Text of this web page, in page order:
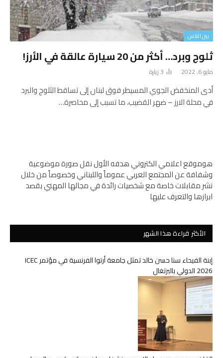
بين الناس
ثلوج وبرد… أكثر من 20 سيارة عالقة في الأرز!
مايو 6, 2022 3 زيارة
أدى المنخفض الجوي المسيطر فوق لبنان إلى تساقط الثلوج والبرد
في محلة الارز – ضهر القضيب، ما تسبب إلى محاصرة…
هوموقع اعلامي الكتروني هدفه الأول نقل صورة موضوعية
وشفافة عن المجتمع العربي عموماً واللبناني وخصوصاً من خلال
نشر مقابلات خاصة مع شخصيات رائدة في مجالها المهني بقصد
ابرازها والتعرف عليها
الأكثر قراءة هذا الشهر
إبنة الفيحاء سنا حسن خالد تمثل جامعة أرتوا الفرنسية في مؤتمر ICEC
2026 الدولي بالبرتغال